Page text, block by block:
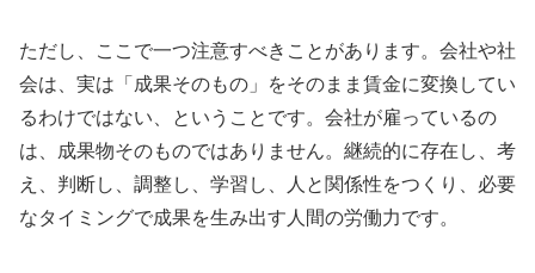
ただし、ここで一つ注意すべきことがあります。会社や社
会は、実は「成果そのもの」をそのまま賃金に変換してい
るわけではない、ということです。会社が雇っているの
は、成果物そのものではありません。継続的に存在し、考
え、判断し、調整し、学習し、人と関係性をつくり、必要
なタイミングで成果を生み出す人間の労働力です。